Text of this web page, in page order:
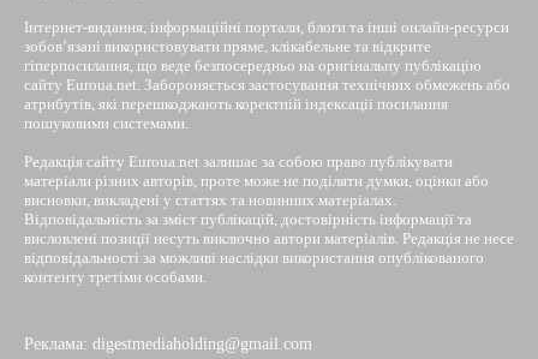
Інтернет-видання, інформаційні портали, блоги та інші онлайн-ресурси
зобов’язані використовувати пряме, клікабельне та відкрите
гіперпосилання, що веде безпосередньо на оригінальну публікацію
сайту Euroua.net. Забороняється застосування технічних обмежень або
атрибутів, які перешкоджають коректній індексації посилання
пошуковими системами.
Редакція сайту Euroua.net залишає за собою право публікувати
матеріали різних авторів, проте може не поділяти думки, оцінки або
висновки, викладені у статтях та новинних матеріалах.
Відповідальність за зміст публікацій, достовірність інформації та
висловлені позиції несуть виключно автори матеріалів. Редакція не несе
відповідальності за можливі наслідки використання опублікованого
контенту третіми особами.
Реклама: digestmediaholding@gmail.com